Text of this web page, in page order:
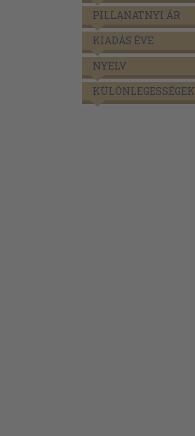
PILLANATNYI ÁR
KIADÁS ÉVE
NYELV
KÜLÖNLEGESSÉGEK